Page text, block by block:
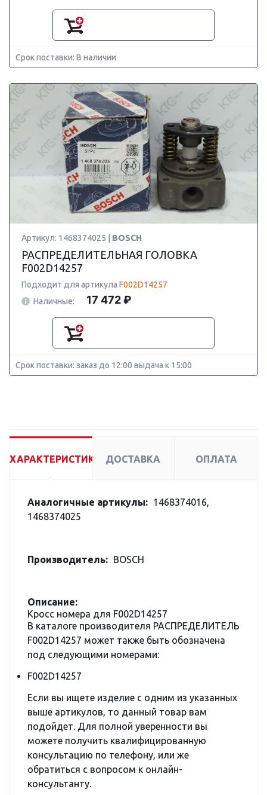
Срок поставки: В наличии
Артикул: 1468374025 | BOSCH
РАСПРЕДЕЛИТЕЛЬНАЯ ГОЛОВКА
F002D14257
Подходит для артикула F002D14257
Наличные:
17 472 ₽
Срок поставки: заказ до 12:00 выдача к 15:00
ХАРАКТЕРИСТИКИ ДОСТАВКА ОПЛАТА
Аналогичные артикулы: 1468374016,
1468374025
Производитель: BOSCH
Описание:
Кросс номера для F002D14257
В каталоге производителя РАСПРЕДЕЛИТЕЛЬ
F002D14257 может также быть обозначена
под следующими номерами:
F002D14257
Если вы ищете изделие с одним из указанных
выше артикулов, то данный товар вам
подойдет. Для полной уверенности вы
можете получить квалифицированную
консультацию по телефону, или же
обратиться с вопросом к онлайн-
консультанту.